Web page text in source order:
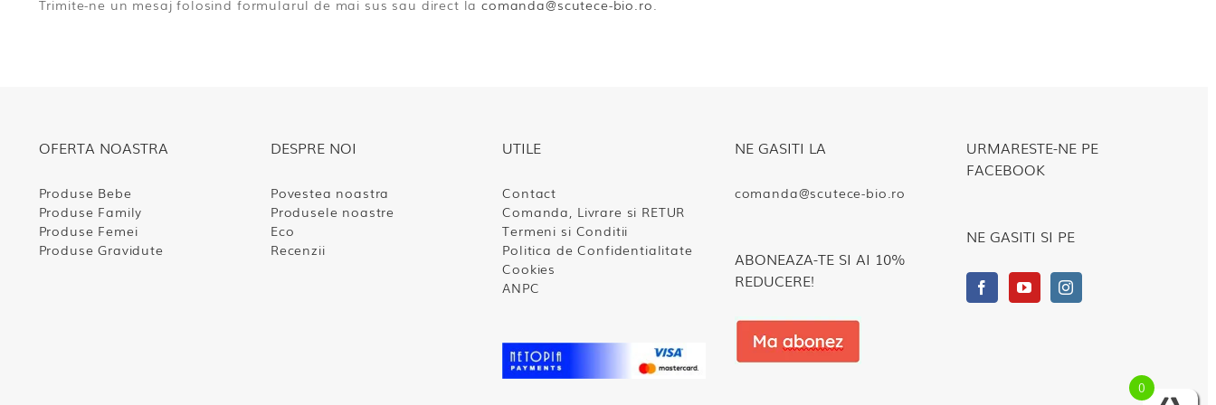
Trimite-ne un mesaj folosind formularul de mai sus sau direct lacomanda@scutece-bio.ro.
OFERTA NOASTRA
Produse Bebe
Produse Family
Produse Femei
Produse Gravidute
DESPRE NOI
Povestea noastra
Produsele noastre
Eco
Recenzii
UTILE
Contact
Comanda, Livrare si RETUR
Termeni si Conditii
Politica de Confidentialitate
Cookies
ANPC
NE GASITI LA
comanda@scutece-bio.ro
ABONEAZA-TE SI AI 10%
REDUCERE!
URMARESTE-NE PE
FACEBOOK
NE GASITI SI PE
0